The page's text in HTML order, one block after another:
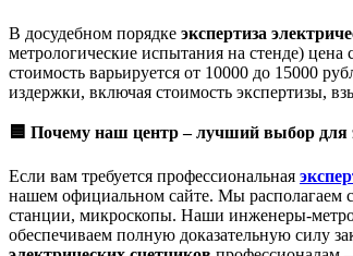
В досудебном порядке экспертиза
метрологические испытания на стенде)
стоимость варьируется от 10000 до 15000
издержки, включая стоимость экспертизы,
🟦 Почему наш центр – лучший выбор для
Если вам требуется профессиональная
нашем официальном сайте. Мы располагаем
станции, микроскопы. Наши инженеры-
обеспечиваем полную доказательную силу